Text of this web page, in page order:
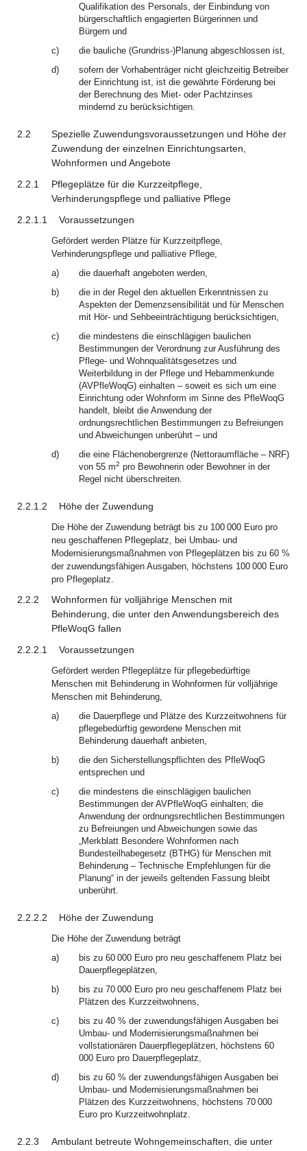
Qualifikation des Personals, der Einbindung von
bürgerschaftlich engagierten Bürgerinnen und
Bürgern und
c)
die bauliche (Grundriss-)Planung abgeschlossen ist,
d)
sofern der Vorhabenträger nicht gleichzeitig Betreiber
der Einrichtung ist, ist die gewährte Förderung bei
der Berechnung des Miet- oder Pachtzinses
mindernd zu berücksichtigen.
2.2
Spezielle Zuwendungsvoraussetzungen und Höhe der
Zuwendung der einzelnen Einrichtungsarten,
Wohnformen und Angebote
2.2.1
Pflegeplätze für die Kurzzeitpflege,
Verhinderungspflege und palliative Pflege
2.2.1.1
Voraussetzungen
Gefördert werden Plätze für Kurzzeitpflege,
Verhinderungspflege und palliative Pflege,
a)
die dauerhaft angeboten werden,
b)
die in der Regel den aktuellen Erkenntnissen zu
Aspekten der Demenzsensibilität und für Menschen
mit Hör- und Sehbeeinträchtigung berücksichtigen,
c)
die mindestens die einschlägigen baulichen
Bestimmungen der Verordnung zur Ausführung des
Pflege- und Wohnqualitätsgesetzes und
Weiterbildung in der Pflege und Hebammenkunde
(AVPfleWoqG) einhalten – soweit es sich um eine
Einrichtung oder Wohnform im Sinne des PfleWoqG
handelt, bleibt die Anwendung der
ordnungsrechtlichen Bestimmungen zu Befreiungen
und Abweichungen unberührt – und
d)
die eine Flächenobergrenze (Nettoraumfläche – NRF)
von 55 m2 pro Bewohnerin oder Bewohner in der
Regel nicht überschreiten.
2.2.1.2 Höhe der Zuwendung
Die Höhe der Zuwendung beträgt bis zu 100 000 Euro pro
neu geschaffenen Pflegeplatz, bei Umbau- und
Modernisierungsmaßnahmen von Pflegeplätzen bis zu 60 %
der zuwendungsfähigen Ausgaben, höchstens 100 000 Euro
pro Pflegeplatz.
2.2.2
Wohnformen für volljährige Menschen mit
Behinderung, die unter den Anwendungsbereich des
PfleWoqG fallen
2.2.2.1
Voraussetzungen
Gefördert werden Pflegeplätze für pflegebedürftige
Menschen mit Behinderung in Wohnformen für volljährige
Menschen mit Behinderung,
a)
die Dauerpflege und Plätze des Kurzzeitwohnens für
pflegebedürftig gewordene Menschen mit
Behinderung dauerhaft anbieten,
b)
die den Sicherstellungspflichten des PfleWoqG
entsprechen und
c)
die mindestens die einschlägigen baulichen
Bestimmungen der AVPfleWoqG einhalten; die
Anwendung der ordnungsrechtlichen Bestimmungen
zu Befreiungen und Abweichungen sowie das
„Merkblatt Besondere Wohnformen nach
Bundesteilhabegesetz (BTHG) für Menschen mit
Behinderung – Technische Empfehlungen für die
Planung“ in der jeweils geltenden Fassung bleibt
unberührt.
2.2.2.2 Höhe der Zuwendung
Die Höhe der Zuwendung beträgt
a)
bis zu 60 000 Euro pro neu geschaffenem Platz bei
Dauerpflegeplätzen,
b)
bis zu 70 000 Euro pro neu geschaffenem Platz bei
Plätzen des Kurzzeitwohnens,
c)
bis zu 40 % der zuwendungsfähigen Ausgaben bei
Umbau- und Modernisierungsmaßnahmen bei
vollstationären Dauerpflegeplätzen, höchstens 60
000 Euro pro Dauerpflegeplatz,
d)
bis zu 60 % der zuwendungsfähigen Ausgaben bei
Umbau- und Modernisierungsmaßnahmen bei
Plätzen des Kurzzeitwohnens, höchstens 70 000
Euro pro Kurzzeitwohnplatz.
2.2.3
Ambulant betreute Wohngemeinschaften, die unter